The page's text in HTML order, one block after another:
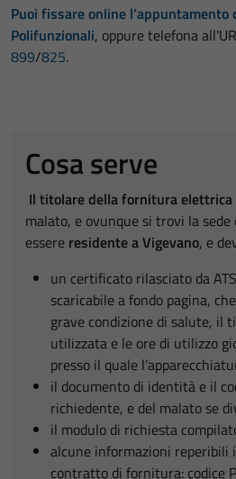
Puoi fissare online l’appuntamento
Polifunzionali, oppure telefona
899/825.
Cosa serve
Il titolare della fornitura elettrica
malato, e ovunque si trovi la
essere residente a Vigevano, e
un certificato rilasciato da
scaricabile a fondo pagina,
grave condizione di salute, il
utilizzata e le ore di utilizzo
presso il quale
il documento di identità e il
richiedente, e del malato se
il modulo di richiesta
alcune informazioni reperibili
contratto di fornitura: codice